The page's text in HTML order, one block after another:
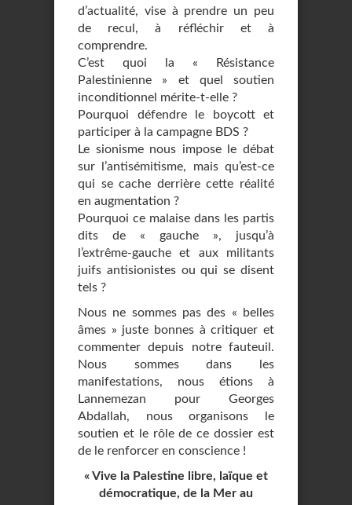
d’actualité, vise à prendre un peu
de recul, à réfléchir et à
comprendre.
C’est quoi la « Résistance
Palestinienne » et quel soutien
inconditionnel mérite-t-elle ?
Pourquoi défendre le boycott et
participer à la campagne BDS ?
Le sionisme nous impose le débat
sur l’antisémitisme, mais qu’est-ce
qui se cache derrière cette réalité
en augmentation ?
Pourquoi ce malaise dans les partis
dits de « gauche », jusqu’à
l’extrême-gauche et aux militants
juifs antisionistes ou qui se disent
tels ?
Nous ne sommes pas des « belles
âmes » juste bonnes à critiquer et
commenter depuis notre fauteuil.
Nous sommes dans les
manifestations, nous étions à
Lannemezan pour Georges
Abdallah, nous organisons le
soutien et le rôle de ce dossier est
de le renforcer en conscience !
« Vive la Palestine libre, laïque et
démocratique, de la Mer au